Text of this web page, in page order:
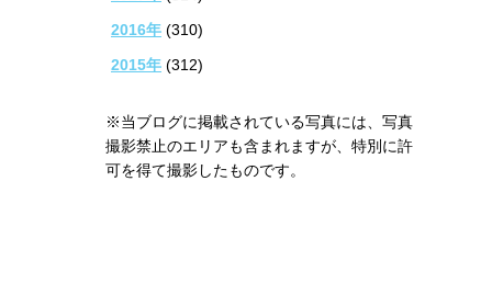
2016年 (310)
2015年 (312)
※当ブログに掲載されている写真には、写真
撮影禁止のエリアも含まれますが、特別に許
可を得て撮影したものです。